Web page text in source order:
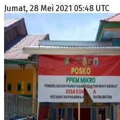
Jumat, 28 Mei 2021 05:48 UTC